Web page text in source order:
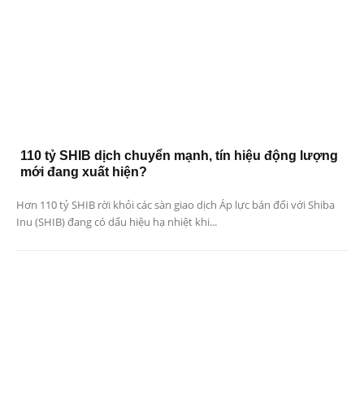
110 tỷ SHIB dịch chuyển mạnh, tín hiệu động lượng
mới đang xuất hiện?
Hơn 110 tỷ SHIB rời khỏi các sàn giao dịch Áp lực bán đối với Shiba
Inu (SHIB) đang có dấu hiệu hạ nhiệt khi...